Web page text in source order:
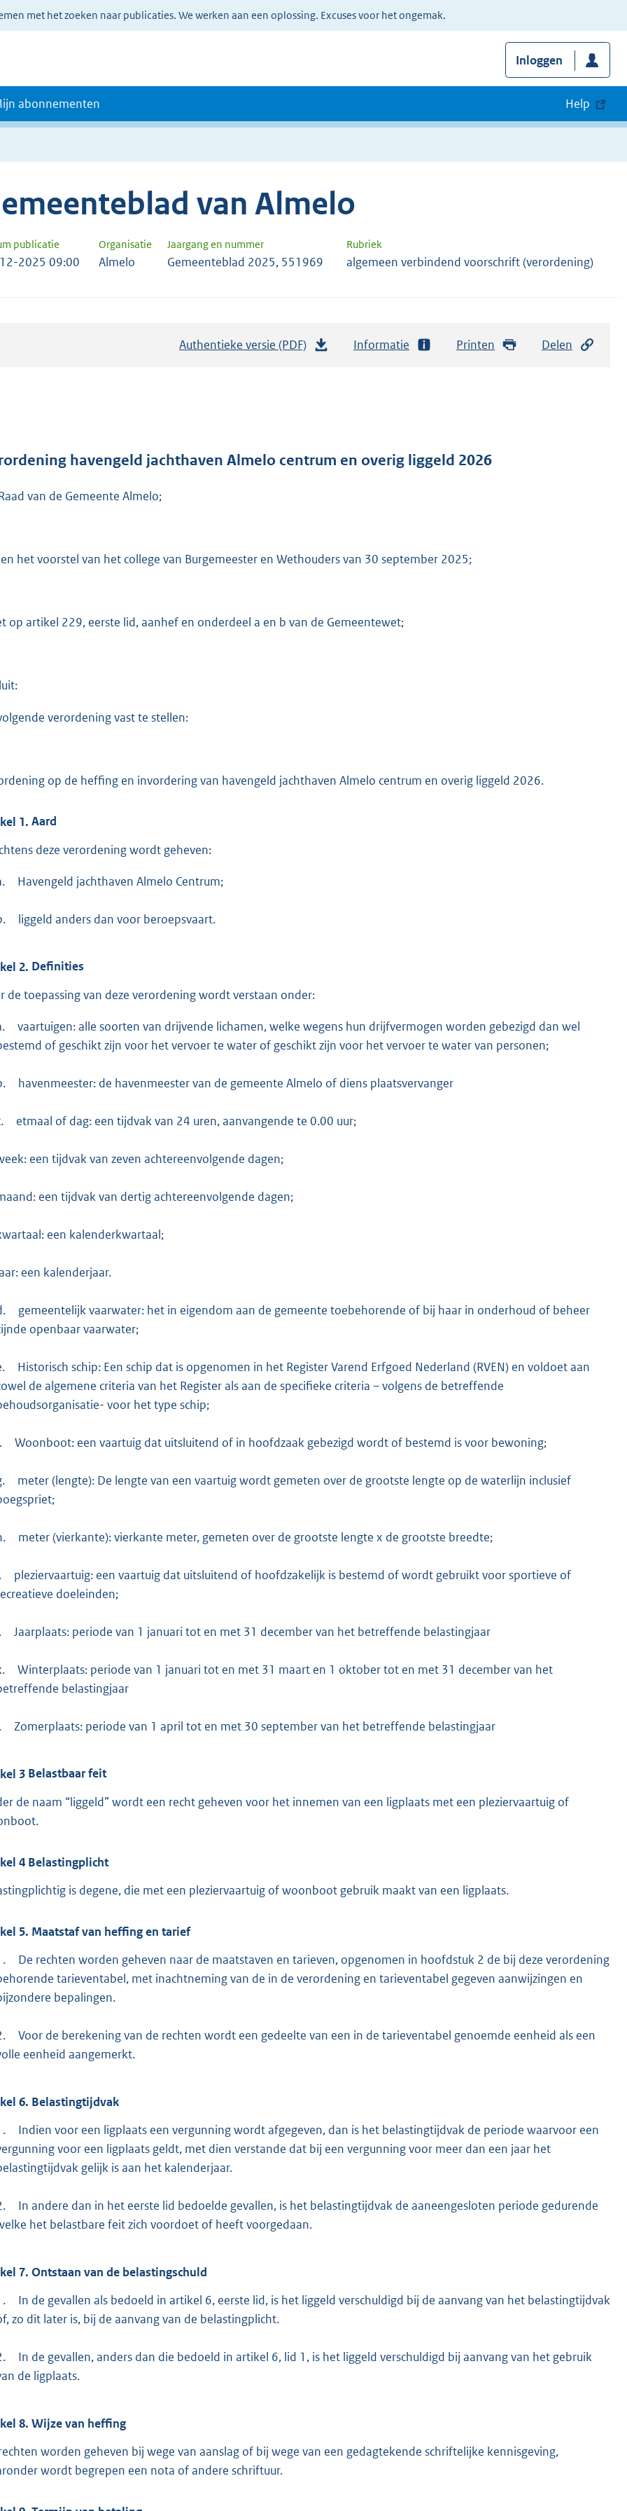
met het zoeken naar publicaties. We werken aan een oplossing. Excuses voor het ongemak.
Inloggen
abonnementen Help
van Almelo
publicatie Organisatie Jaargang en nummer Rubriek
2025 09:00 Almelo Gemeenteblad 2025, 551969 algemeen verbindend voorschrift (verordening)
Authentieke versie (PDF)
d
:
Informatie Printen Delen
havengeld jachthaven Almelo centrum en overig liggeld 2026
van de Gemeente Almelo;
het voorstel van het college van Burgemeester en Wethouders van 30 september 2025;
op artikel 229, eerste lid, aanhef en onderdeel a en b van de Gemeentewet;
verordening vast te stellen:
op de heffing en invordering van havengeld jachthaven Almelo centrum en overig liggeld 2026.
1. Aard
deze verordening wordt geheven:
Havengeld jachthaven Almelo Centrum;
liggeld anders dan voor beroepsvaart.
2. Definities
de toepassing van deze verordening wordt verstaan onder:
vaartuigen: alle soorten van drijvende lichamen, welke wegens hun drijfvermogen worden gebezigd dan wel
of geschikt zijn voor het vervoer te water of geschikt zijn voor het vervoer te water van personen;
havenmeester: de havenmeester van de gemeente Almelo of diens plaatsvervanger
etmaal of dag: een tijdvak van 24 uren, aanvangende te 0.00 uur;
een tijdvak van zeven achtereenvolgende dagen;
een tijdvak van dertig achtereenvolgende dagen;
een kalenderkwartaal;
een kalenderjaar.
gemeentelijk vaarwater: het in eigendom aan de gemeente toebehorende of bij haar in onderhoud of beheer
openbaar vaarwater;
Historisch schip: Een schip dat is opgenomen in het Register Varend Erfgoed Nederland (RVEN) en voldoet aan
de algemene criteria van het Register als aan de specifieke criteria – volgens de betreffende
voor het type schip;
Woonboot: een vaartuig dat uitsluitend of in hoofdzaak gebezigd wordt of bestemd is voor bewoning;
meter (lengte): De lengte van een vaartuig wordt gemeten over de grootste lengte op de waterlijn inclusief
meter (vierkante): vierkante meter, gemeten over de grootste lengte x de grootste breedte;
pleziervaartuig: een vaartuig dat uitsluitend of hoofdzakelijk is bestemd of wordt gebruikt voor sportieve of
doeleinden;
Jaarplaats: periode van 1 januari tot en met 31 december van het betreffende belastingjaar
Winterplaats: periode van 1 januari tot en met 31 maart en 1 oktober tot en met 31 december van het
belastingjaar
Zomerplaats: periode van 1 april tot en met 30 september van het betreffende belastingjaar
3 Belastbaar feit
de naam “liggeld” wordt een recht geheven voor het innemen van een ligplaats met een pleziervaartuig of
4 Belastingplicht
is degene, die met een pleziervaartuig of woonboot gebruik maakt van een ligplaats.
5. Maatstaf van heffing en tarief
De rechten worden geheven naar de maatstaven en tarieven, opgenomen in hoofdstuk 2 de bij deze verordening
tarieventabel, met inachtneming van de in de verordening en tarieventabel gegeven aanwijzingen en
bepalingen.
Voor de berekening van de rechten wordt een gedeelte van een in de tarieventabel genoemde eenheid als een
eenheid aangemerkt.
6. Belastingtijdvak
Indien voor een ligplaats een vergunning wordt afgegeven, dan is het belastingtijdvak de periode waarvoor een
voor een ligplaats geldt, met dien verstande dat bij een vergunning voor meer dan een jaar het
gelijk is aan het kalenderjaar.
In andere dan in het eerste lid bedoelde gevallen, is het belastingtijdvak de aaneengesloten periode gedurende
het belastbare feit zich voordoet of heeft voorgedaan.
7. Ontstaan van de belastingschuld
In de gevallen als bedoeld in artikel 6, eerste lid, is het liggeld verschuldigd bij de aanvang van het belastingtijdvak
zo dit later is, bij de aanvang van de belastingplicht.
In de gevallen, anders dan die bedoeld in artikel 6, lid 1, is het liggeld verschuldigd bij aanvang van het gebruik
de ligplaats.
8. Wijze van heffing
worden geheven bij wege van aanslag of bij wege van een gedagtekende schriftelijke kennisgeving,
wordt begrepen een nota of andere schriftuur.